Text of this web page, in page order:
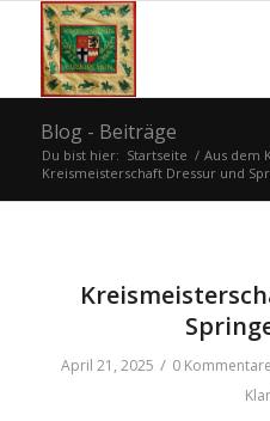
Blog - Beiträge
Du bist hier: Startseite / Aus dem
Kreismeisterschaft Dressur und
April 21, 2025 / 0 Kommentare